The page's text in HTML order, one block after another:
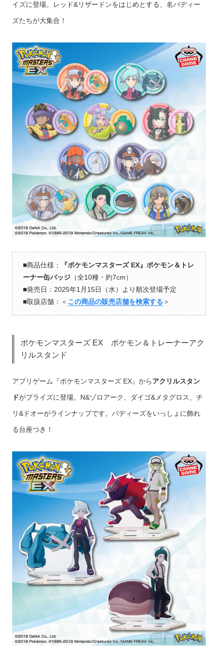
イズに登場。レッド&リザードンをはじめとする、名バディー
ズたちが大集合！
■商品仕様：
『ポケモンマスターズ EX』ポケモン＆トレ
ーナー缶バッジ（全10種・約7cm）
■発売日：2025年1月15日（水）より順次登場予定
■取扱店舗：＜ この商品の販売店舗を検索する ＞
ポケモンマスターズ EX ポケモン＆トレーナーアク
リルスタンド
アプリゲーム『ポケモンマスターズ EX』からアクリルスタン
ドがプライズに登場。N&ゾロアーク、ダイゴ&メタグロス、チ
リ&ドオーがラインナップです。バディーズをいっしょに飾れ
る台座つき！